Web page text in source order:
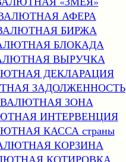
АФЕРА
БИРЖА
БЛОКАДА
ВЫРУЧКА
ДЕКЛАРАЦИЯ
ЗАДОЛЖЕННОСТЬ
ВАЛЮТНАЯ ЗОНА
ИНТЕРВЕНЦИЯ
КАССА страны
КОРЗИНА
КОТИРОВКА